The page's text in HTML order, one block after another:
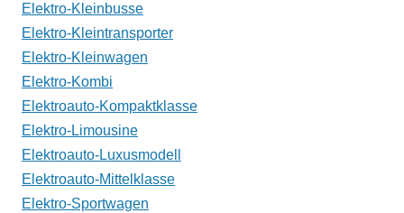
Elektro-Kleinbusse
Elektro-Kleintransporter
Elektro-Kleinwagen
Elektro-Kombi
Elektroauto-Kompaktklasse
Elektro-Limousine
Elektroauto-Luxusmodell
Elektroauto-Mittelklasse
Elektro-Sportwagen